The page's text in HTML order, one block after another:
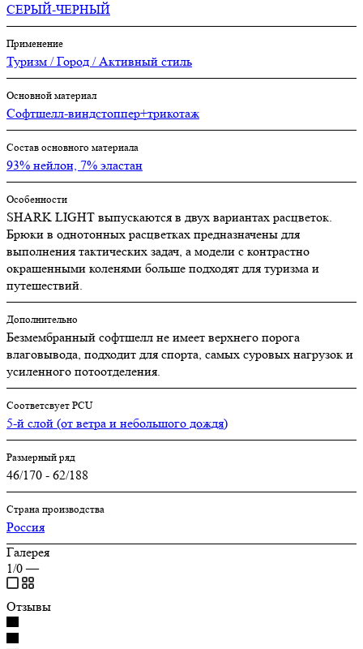
СЕРЫЙ-ЧЕРНЫЙ
Применение
Туризм / Город / Активный стиль
Основной материал
Софтшелл-виндстоппер+трикотаж
Состав основного материала
93% нейлон, 7% эластан
Особенности
SHARK LIGHT выпускаются в двух вариантах расцветок.
Брюки в однотонных расцветках предназначены для
выполнения тактических задач, а модели с контрастно
окрашенными коленями больше подходят для туризма и
путешествий.
Дополнительно
Безмембранный софтшелл не имеет верхнего порога
влаговывода, подходит для спорта, самых суровых нагрузок и
усиленного потоотделения.
Соответсвует PCU
5-й слой (от ветра и небольшого дождя)
Размерный ряд
46/170 - 62/188
Страна производства
Россия
Галерея
1/0 —
Отзывы